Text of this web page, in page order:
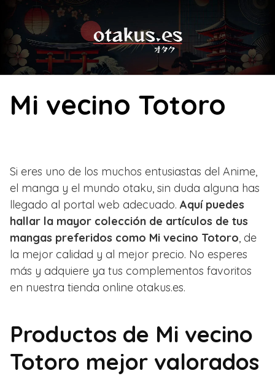
content
Mi vecino Totoro
Si eres uno de los muchos entusiastas del Anime,
el manga y el mundo otaku, sin duda alguna has
llegado al portal web adecuado. Aquí puedes
hallar la mayor colección de artículos de tus
mangas preferidos como Mi vecino Totoro, de
la mejor calidad y al mejor precio. No esperes
más y adquiere ya tus complementos favoritos
en nuestra tienda online otakus.es.
Productos de Mi vecino
Totoro mejor valorados